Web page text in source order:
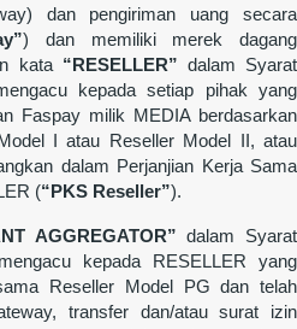
dan pengiriman uang secara
) dan memiliki merek dagang
kata “RESELLER” dalam Syarat
kepada setiap pihak yang
Faspay milik MEDIA berdasarkan
I atau Reseller Model II, atau
dalam Perjanjian Kerja Sama
(“PKS Reseller”).
AGGREGATOR” dalam Syarat
kepada RESELLER yang
Reseller Model PG dan telah
transfer dan/atau surat izin